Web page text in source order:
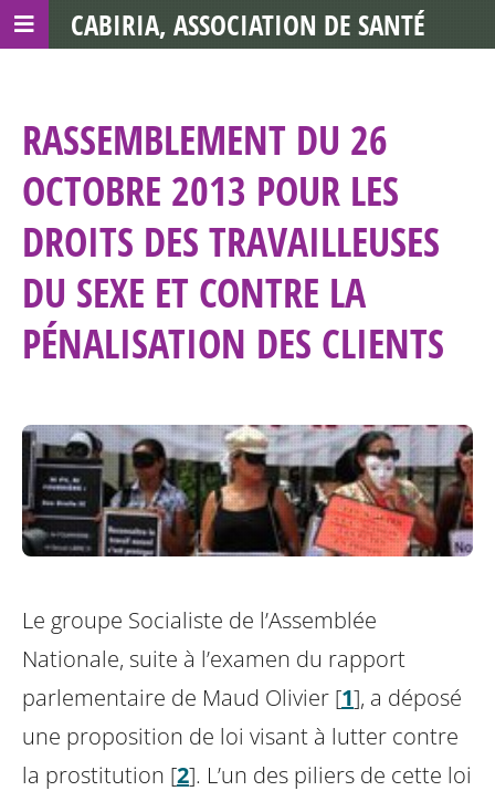
RASSEMBLEMENT DU 26
OCTOBRE 2013 POUR LES
DROITS DES TRAVAILLEUSES
DU SEXE ET CONTRE LA
PÉNALISATION DES CLIENTS
Le groupe Socialiste de l’Assemblée
Nationale, suite à l’examen du rapport
parlementaire de Maud Olivier [1], a déposé
une proposition de loi visant à lutter contre
la prostitution [2]. L’un des piliers de cette loi
CABIRIA, ASSOCIATION DE SANTÉ